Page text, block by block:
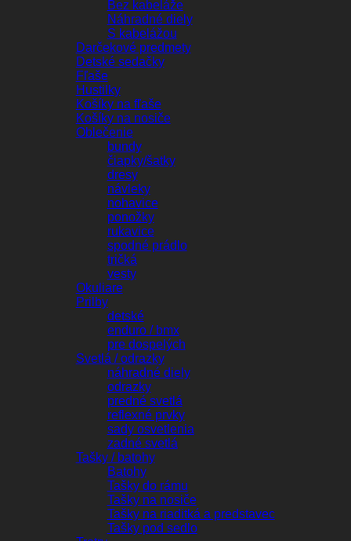
Bez kabeláže
Náhradné diely
S kabelážou
Darčekové predmety
Detské sedačky
Fľaše
Hustilky
Košíky na fľaše
Košíky na nosiče
Oblečenie
bundy
čiapky/šatky
dresy
návleky
nohavice
ponožky
rukavice
spodné prádlo
tričká
vesty
Okuliare
Prilby
detské
enduro / bmx
pre dospelých
Svetlá / odrazky
náhradné diely
odrazky
predné svetlá
reflexné prvky
sady osvetlenia
zadné svetlá
Tašky / batohy
Batohy
Tašky do rámu
Tašky na nosiče
Tašky na riaditká a predstavec
Tašky pod sedlo